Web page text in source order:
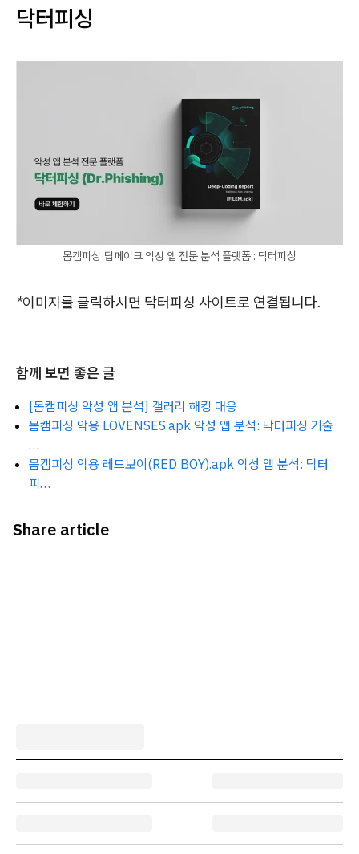
닥터피싱
몸캠피싱·딥페이크 악성 앱 전문 분석 플랫폼 : 닥터피싱
*이미지를 클릭하시면 닥터피싱 사이트로 연결됩니다.
함께 보면 좋은 글
[몸캠피싱 악성 앱 분석] 갤러리 해킹 대응
몸캠피싱 악용 LOVENSES.apk 악성 앱 분석: 닥터피싱 기술
…
몸캠피싱 악용 레드보이(RED BOY).apk 악성 앱 분석: 닥터
피…
Share article